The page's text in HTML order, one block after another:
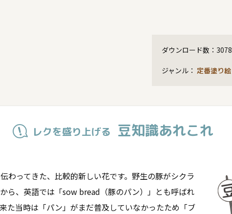
ダウンロード数： 3078
ジャンル： 定番塗り絵
レクを盛り上げる 豆知識あれこれ
わってきた、比較的新しい花です。野生の豚がシクラ
ら、英語では「sow bread（豚のパン）」とも呼ばれ
た当時は「パン」がまだ普及していなかったため「ブ